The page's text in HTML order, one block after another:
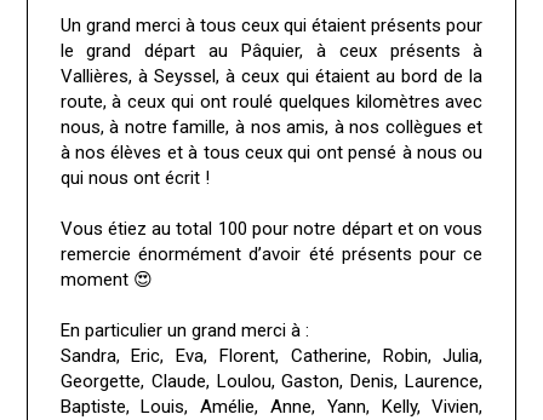
Un grand merci à tous ceux qui étaient présents pour
le grand départ au Pâquier, à ceux présents à
Vallières, à Seyssel, à ceux qui étaient au bord de la
route, à ceux qui ont roulé quelques kilomètres avec
nous, à notre famille, à nos amis, à nos collègues et
à nos élèves et à tous ceux qui ont pensé à nous ou
qui nous ont écrit !
Vous étiez au total 100 pour notre départ et on vous
remercie énormément d’avoir été présents pour ce
moment 😍
En particulier un grand merci à :
Sandra, Eric, Eva, Florent, Catherine, Robin, Julia,
Georgette, Claude, Loulou, Gaston, Denis, Laurence,
Baptiste, Louis, Amélie, Anne, Yann, Kelly, Vivien,